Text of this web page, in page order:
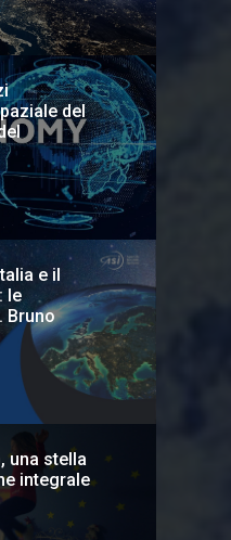
del
e il
le
Bruno
una stella
integrale